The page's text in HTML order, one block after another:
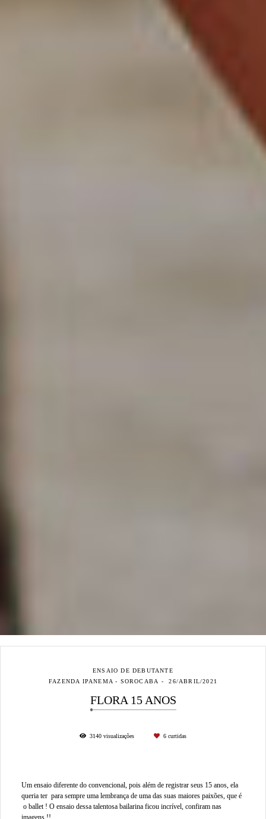
ENSAIO DE DEBUTANTE
FAZENDA IPANEMA - SOROCABA
26/ABRIL/2021
FLORA 15 ANOS
3140 visualizações 6 curtidas
Um ensaio diferente do convencional, pois além de registrar seus 15 anos, ela
queria ter para sempre uma lembrança de uma das suas maiores paixões, que é
o ballet ! O ensaio dessa talentosa bailarina ficou incrível, confiram nas
imagens !!